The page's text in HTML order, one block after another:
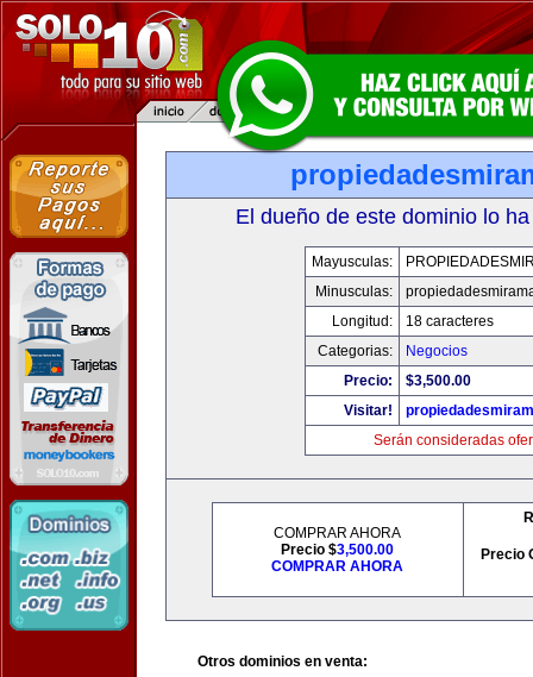
El dueño de este dominio lo
Mayusculas:
Minusculas:
Longitud:
18 caracteres
Categorias:
Negocios
Precio:
$3,500.00
Visitar!
Serán consideradas
COMPRAR AHORA
Precio $3,500.00
COMPRAR AHORA
Precio
Otros dominios en venta: